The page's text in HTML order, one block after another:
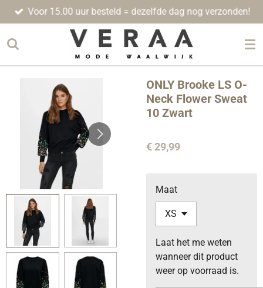
Ga
direct
naar
hoofdinhoud
Voor 15.00 uur besteld = dezelfde dag nog verzonden!
ONLY Brooke LS O-
Neck Flower Sweat
10 Zwart
€ 29,99
Maat
Laat het me weten
wanneer dit product
weer op voorraad is.